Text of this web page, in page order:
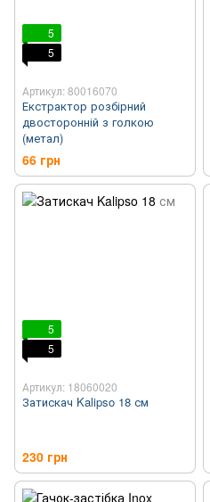
5
5
Артикул: 80016070
Екстрактор розбірний
двосторонній з голкою
(метал)
66 грн
5
5
Артикул: 18060020
Затискач Kalipso 18 см
230 грн